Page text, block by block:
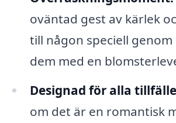
oväntad gest av kärlek
till någon speciell
dem med en
Designad för alla
om det är en romantisk